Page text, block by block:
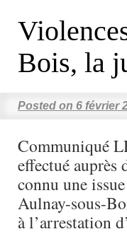
Bois, la
Posted on 6 février
Communiqué
effectué auprès
connu une
Aulnay-sous-
à l’arrestation